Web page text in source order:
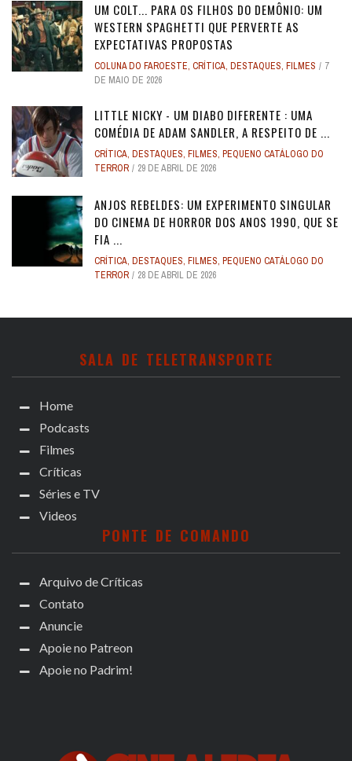
UM COLT... PARA OS FILHOS DO DEMÔNIO: UM
WESTERN SPAGHETTI QUE PERVERTE AS
EXPECTATIVAS PROPOSTAS
COLUNA DO FAROESTE, CRÍTICA, DESTAQUES, FILMES
7
DE MAIO DE 2026
LITTLE NICKY - UM DIABO DIFERENTE : UMA
COMÉDIA DE ADAM SANDLER, A RESPEITO DE ...
CRÍTICA, DESTAQUES, FILMES, PEQUENO CATÁLOGO DO
TERROR
29 DE ABRIL DE 2026
ANJOS REBELDES: UM EXPERIMENTO SINGULAR
DO CINEMA DE HORROR DOS ANOS 1990, QUE SE
FIA ...
CRÍTICA, DESTAQUES, FILMES, PEQUENO CATÁLOGO DO
TERROR
28 DE ABRIL DE 2026
SALA DE TELETRANSPORTE
Home
Podcasts
Filmes
Críticas
Séries e TV
Videos
PONTE DE COMANDO
Arquivo de Críticas
Contato
Anuncie
Apoie no Patreon
Apoie no Padrim!